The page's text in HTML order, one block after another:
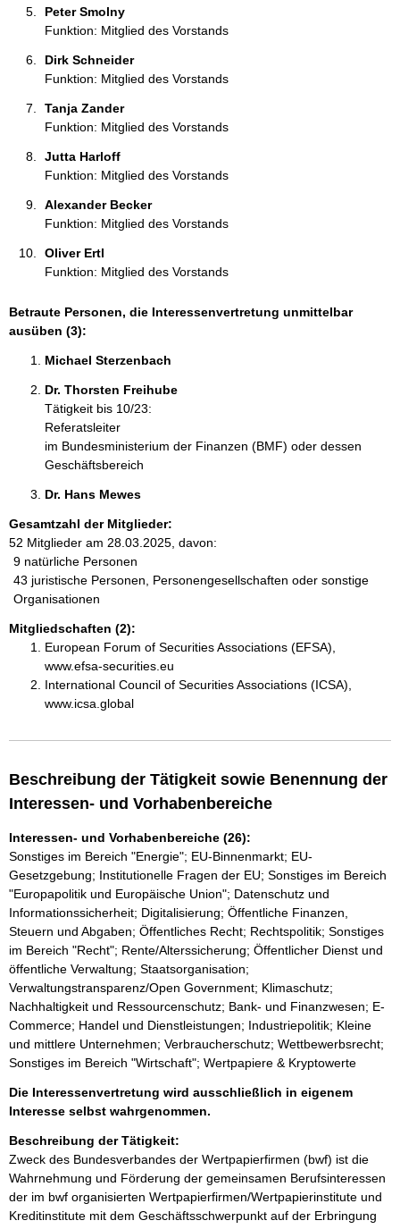
Peter Smolny
Funktion: Mitglied des Vorstands
Dirk Schneider
Funktion: Mitglied des Vorstands
Tanja Zander
Funktion: Mitglied des Vorstands
Jutta Harloff
Funktion: Mitglied des Vorstands
Alexander Becker
Funktion: Mitglied des Vorstands
Oliver Ertl
Funktion: Mitglied des Vorstands
Betraute Personen, die Interessenvertretung unmittelbar
ausüben (3):
Michael Sterzenbach
Dr. Thorsten Freihube
Tätigkeit bis 10/23:
Referatsleiter
im Bundesministerium der Finanzen (BMF) oder dessen
Geschäftsbereich
Dr. Hans Mewes
Gesamtzahl der Mitglieder:
52 Mitglieder am 28.03.2025, davon:
9 natürliche Personen
43 juristische Personen, Personengesellschaften oder sonstige
Organisationen
Mitgliedschaften (2):
European Forum of Securities Associations (EFSA),
www.efsa-securities.eu
International Council of Securities Associations (ICSA),
www.icsa.global
Beschreibung der Tätigkeit sowie Benennung der
Interessen- und Vorhabenbereiche
Interessen- und Vorhabenbereiche (26):
Sonstiges im Bereich "Energie"; EU-Binnenmarkt; EU-
Gesetzgebung; Institutionelle Fragen der EU; Sonstiges im Bereich
"Europapolitik und Europäische Union"; Datenschutz und
Informationssicherheit; Digitalisierung; Öffentliche Finanzen,
Steuern und Abgaben; Öffentliches Recht; Rechtspolitik; Sonstiges
im Bereich "Recht"; Rente/Alterssicherung; Öffentlicher Dienst und
öffentliche Verwaltung; Staatsorganisation;
Verwaltungstransparenz/Open Government; Klimaschutz;
Nachhaltigkeit und Ressourcenschutz; Bank- und Finanzwesen; E-
Commerce; Handel und Dienstleistungen; Industriepolitik; Kleine
und mittlere Unternehmen; Verbraucherschutz; Wettbewerbsrecht;
Sonstiges im Bereich "Wirtschaft"; Wertpapiere & Kryptowerte
Die Interessenvertretung wird ausschließlich in eigenem
Interesse selbst wahrgenommen.
Beschreibung der Tätigkeit:
Zweck des Bundesverbandes der Wertpapierfirmen (bwf) ist die
Wahrnehmung und Förderung der gemeinsamen Berufsinteressen
der im bwf organisierten Wertpapierfirmen/Wertpapierinstitute und
Kreditinstitute mit dem Geschäftsschwerpunkt auf der Erbringung